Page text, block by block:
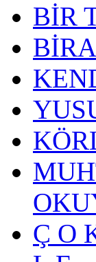
BİR
Ç O